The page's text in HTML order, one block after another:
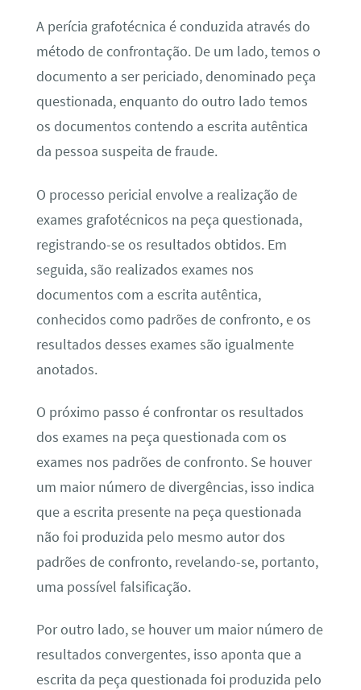
A perícia grafotécnica é conduzida através do
método de confrontação. De um lado, temos o
documento a ser periciado, denominado peça
questionada, enquanto do outro lado temos
os documentos contendo a escrita autêntica
da pessoa suspeita de fraude.
O processo pericial envolve a realização de
exames grafotécnicos na peça questionada,
registrando-se os resultados obtidos. Em
seguida, são realizados exames nos
documentos com a escrita autêntica,
conhecidos como padrões de confronto, e os
resultados desses exames são igualmente
anotados.
O próximo passo é confrontar os resultados
dos exames na peça questionada com os
exames nos padrões de confronto. Se houver
um maior número de divergências, isso indica
que a escrita presente na peça questionada
não foi produzida pelo mesmo autor dos
padrões de confronto, revelando-se, portanto,
uma possível falsificação.
Por outro lado, se houver um maior número de
resultados convergentes, isso aponta que a
escrita da peça questionada foi produzida pelo